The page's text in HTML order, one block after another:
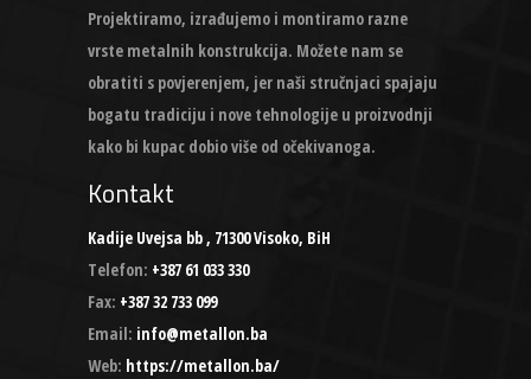
Projektiramo, izrađujemo i montiramo razne
vrste metalnih konstrukcija. Možete nam se
obratiti s povjerenjem, jer naši stručnjaci spajaju
bogatu tradiciju i nove tehnologije u proizvodnji
kako bi kupac dobio više od očekivanoga.
Kontakt
Kadije Uvejsa bb , 71300 Visoko, BiH
Telefon: +387 61 033 330
Fax: +387 32 733 099
Email: info@metallon.ba
Web: https://metallon.ba/